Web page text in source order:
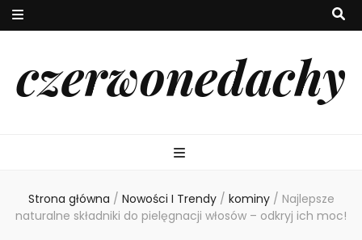
czerwonedachy
Strona główna / Nowości I Trendy / kominy / Najlepsze
naturalne składniki do pielęgnacji włosów – odkryj ich moc!